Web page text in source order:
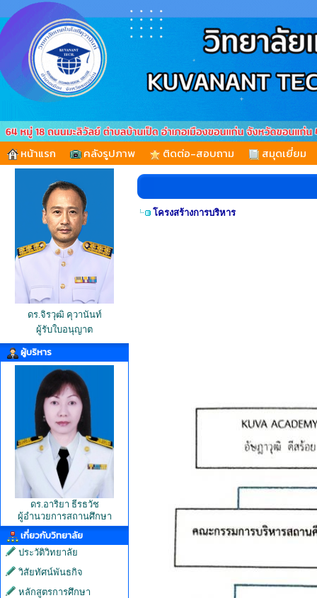
หน้าแรก คลังรูปภาพ ติดต่อ-สอบถาม สมุดเยี่ยม
ดร.จิรวุฒิ คุวานันท์
ผู้รับใบอนุญาต
ผู้บริหาร
ดร.อาริยา ธีรธวัช
ผู้อำนวยการสถานศึกษา
เกี่ยวกับวิทยาลัย
ประวัติวิทยาลัย
วิสัยทัศน์พันธกิจ
หลักสูตรการศึกษา
โครงสร้างการบริหาร